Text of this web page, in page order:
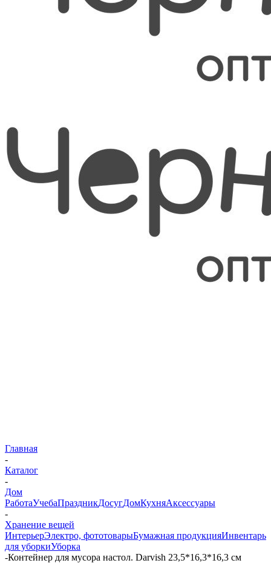
Главная
-
Каталог
-
Дом
РаботаУчебаПраздникДосугДомКухняАксессуары
-
Хранение вещей
ИнтерьерЭлектро, фототоварыБумажная продукцияИнвентарь
для уборкиУборка
-Контейнер для мусора настол. Darvish 23,5*16,3*16,3 см